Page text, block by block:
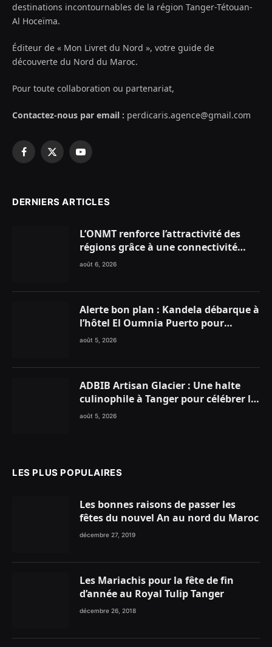
destinations incontournables de la région Tanger-Tétouan-
Al Hoceïma.
Éditeur de « Mon Livret du Nord », votre guide de
découverte du Nord du Maroc.
Pour toute collaboration ou partenariat,
Contactez-nous par email : perdicaris.agence@gmail.com
Facebook
X
YouTube
DERNIERS ARTICLES
L’ONMT renforce l’attractivité des
régions grâce à une connectivité
aérienne historique de Ryanair
août 6, 2026
Alerte bon plan : Kandela débarque à
l’hôtel El Oumnia Puerto pour
enflammer le Chiringuito Malibu
août 5, 2026
ADBIB Artisan Glacier : Une halte
culinophile à Tanger pour célébrer la
glace traditionnelle aux matières
août 5, 2026
LES PLUS POPULAIRES
Les bonnes raisons de passer les
fêtes du nouvel An au nord du Maroc
décembre 27, 2019
Les Mariachis pour la fête de fin
d’année au Royal Tulip Tanger
décembre 26, 2018